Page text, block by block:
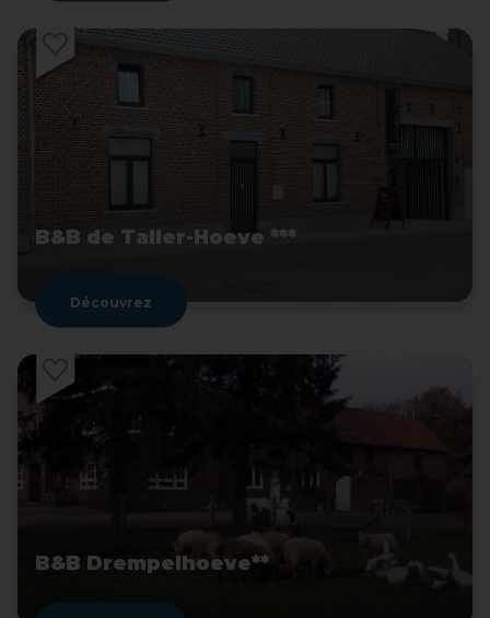
B&B de Taller-Hoeve ***
Découvrez
B&B Drempelhoeve**